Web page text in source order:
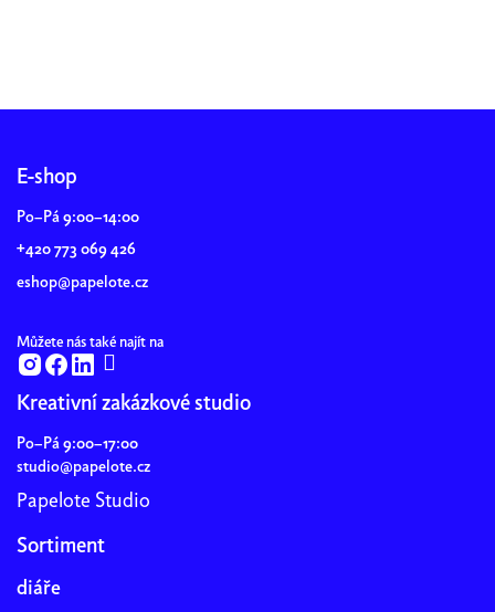
E-shop
Po–Pá 9:00–14:00
+420 773 069 426
eshop@papelote.cz
Můžete nás také najít na
Kreativní zakázkové studio
Po–Pá 9:00–17:00
studio@papelote.cz
Papelote Studio
Sortiment
diáře